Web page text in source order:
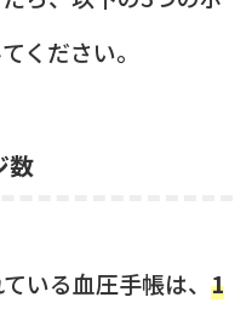
ください。
数
いる血圧手帳は、 1